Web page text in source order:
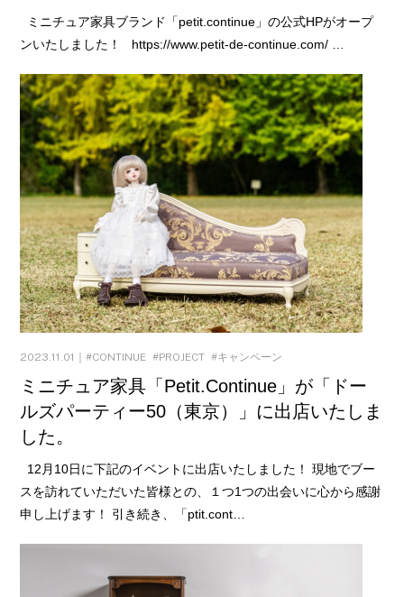
ミニチュア家具ブランド「petit.continue」の公式HPがオープ
ンいたしました！ https://www.petit-de-continue.com/ …
2023.11.01｜ CONTINUE PROJECT キャンペーン
ミニチュア家具「Petit.Continue」が「ドー
ルズパーティー50（東京）」に出店いたしま
した。
12月10日に下記のイベントに出店いたしました！ 現地でブー
スを訪れていただいた皆様との、１つ1つの出会いに心から感謝
申し上げます！ 引き続き、「ptit.cont…